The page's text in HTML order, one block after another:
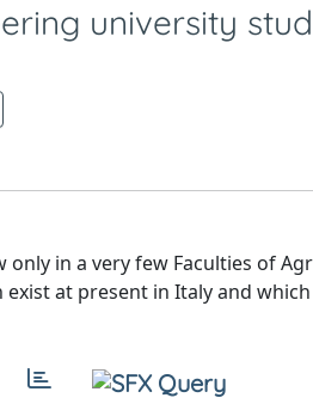
university
in a very few Faculties of
at present in Italy and